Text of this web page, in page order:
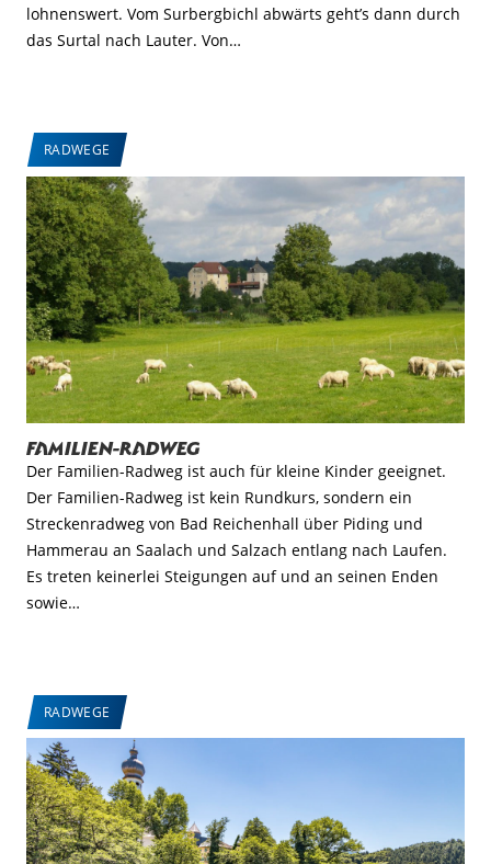
lohnenswert. Vom Surbergbichl abwärts geht’s dann durch
das Surtal nach Lauter. Von…
RADWEGE
Familien-Radweg
Der Familien-Radweg ist auch für kleine Kinder geeignet.
Der Familien-Radweg ist kein Rundkurs, sondern ein
Streckenradweg von Bad Reichenhall über Piding und
Hammerau an Saalach und Salzach entlang nach Laufen.
Es treten keinerlei Steigungen auf und an seinen Enden
sowie…
RADWEGE